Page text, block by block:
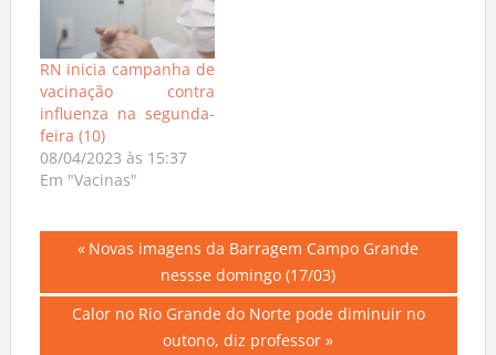
RN inicia campanha de
vacinação contra
influenza na segunda-
feira (10)
08/04/2023 às 15:37
Em "Vacinas"
Navegação
de
Previous
Novas imagens da Barragem Campo Grande
nessse domingo (17/03)
Next
Calor no Rio Grande do Norte pode diminuir no
outono, diz professor